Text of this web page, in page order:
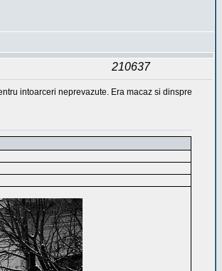
210637
intoarceri neprevazute. Era macaz si dinspre